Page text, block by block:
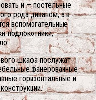
и — постельные
рода диваном, а в
вспомогательные
подлокотники,
шкафа послужат
фанерованные
горизонтальные и